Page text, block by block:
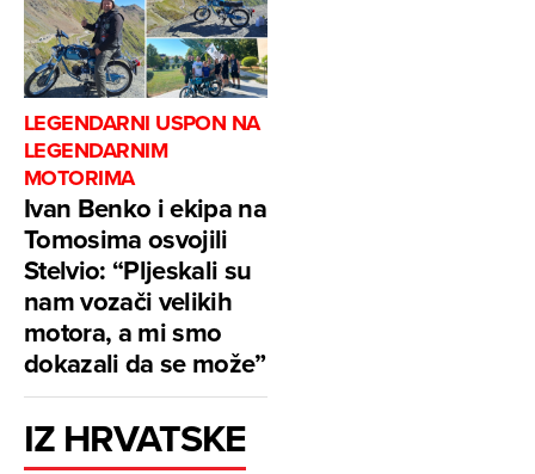
LEGENDARNI USPON NA
LEGENDARNIM
MOTORIMA
Ivan Benko i ekipa na
Tomosima osvojili
Stelvio: “Pljeskali su
nam vozači velikih
motora, a mi smo
dokazali da se može”
IZ HRVATSKE